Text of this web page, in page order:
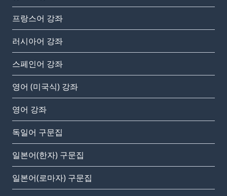
프랑스어 강좌
러시아어 강좌
스페인어 강좌
영어 (미국식) 강좌
영어 강좌
독일어 구문집
일본어(한자) 구문집
일본어(로마자) 구문집